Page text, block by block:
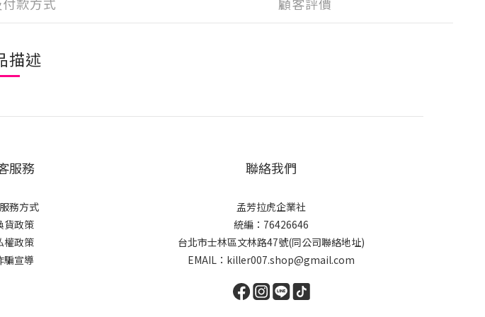
款方式 顧客評價
描述
服務
務方式
貨政策
權政策
騙宣導
聯絡我們
孟芳拉虎企業社
統編：76426646
台北市士林區文林路47號(同公司聯絡地址)
EMAIL：killer007.shop@gmail.com